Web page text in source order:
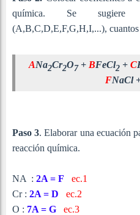
química. Se sugiere
(A,B,C,D,E,F,G,H,I,...), cuantos
ANa2Cr2O7+ BFeCl2+ C
FNaCl
Paso 3. Elaborar una ecuación
reacción química.
NA : 2A = F
ec.1
Cr : 2A = D
ec.2
O : 7A = G
ec.3